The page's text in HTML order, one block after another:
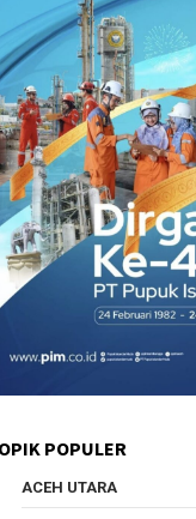
POPULER
ACEH UTARA